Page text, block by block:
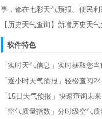
事，都在七彩天气预报。便民
【历史天气查询】新增历史天
软件特色
「实时天气信息」实时获取您
「逐小时天气预报」轻松查阅
「15日天气预报」快速查询未
「空气质量指数」分时级空气